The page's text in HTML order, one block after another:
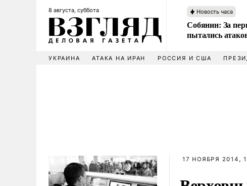
8 августа, суббота Новость часа
Собянин: За
пытались
УКРАИНА АТАКА НА ИРАН РОССИЯ И США
17 НОЯБРЯ 2014,